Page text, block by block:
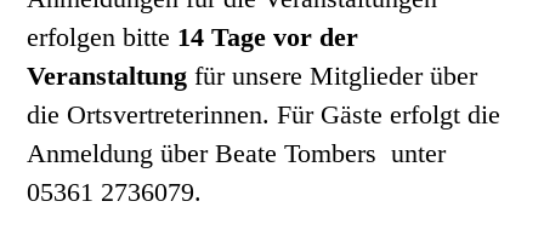
erfolgen bitte 14 Tage vor der
Veranstaltungfür unsere Mitglieder über
die Ortsvertreterinnen. Für Gäste erfolgt die
Anmeldung über Beate Tombers unter
05361 2736079.